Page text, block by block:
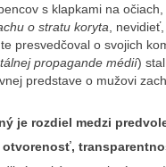
s klapkami na
o stratu koryta ,
presvedčoval o svojich
propagande médií)
predstave o mužovi
je rozdiel medzi